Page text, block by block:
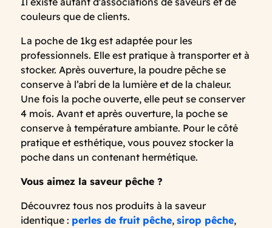
couleurs que de clients.
La poche de 1kg est adaptée pour les
professionnels. Elle est pratique à transporter et à
stocker. Après ouverture, la poudre pêche se
conserve à l’abri de la lumière et de la chaleur.
Une fois la poche ouverte, elle peut se conserver
4 mois. Avant et après ouverture, la poche se
conserve à température ambiante. Pour le côté
pratique et esthétique, vous pouvez stocker la
poche dans un contenant hermétique.
Vous aimez la saveur pêche ?
Découvrez tous nos produits à la saveur
identique : perles de fruit pêche, sirop pêche,